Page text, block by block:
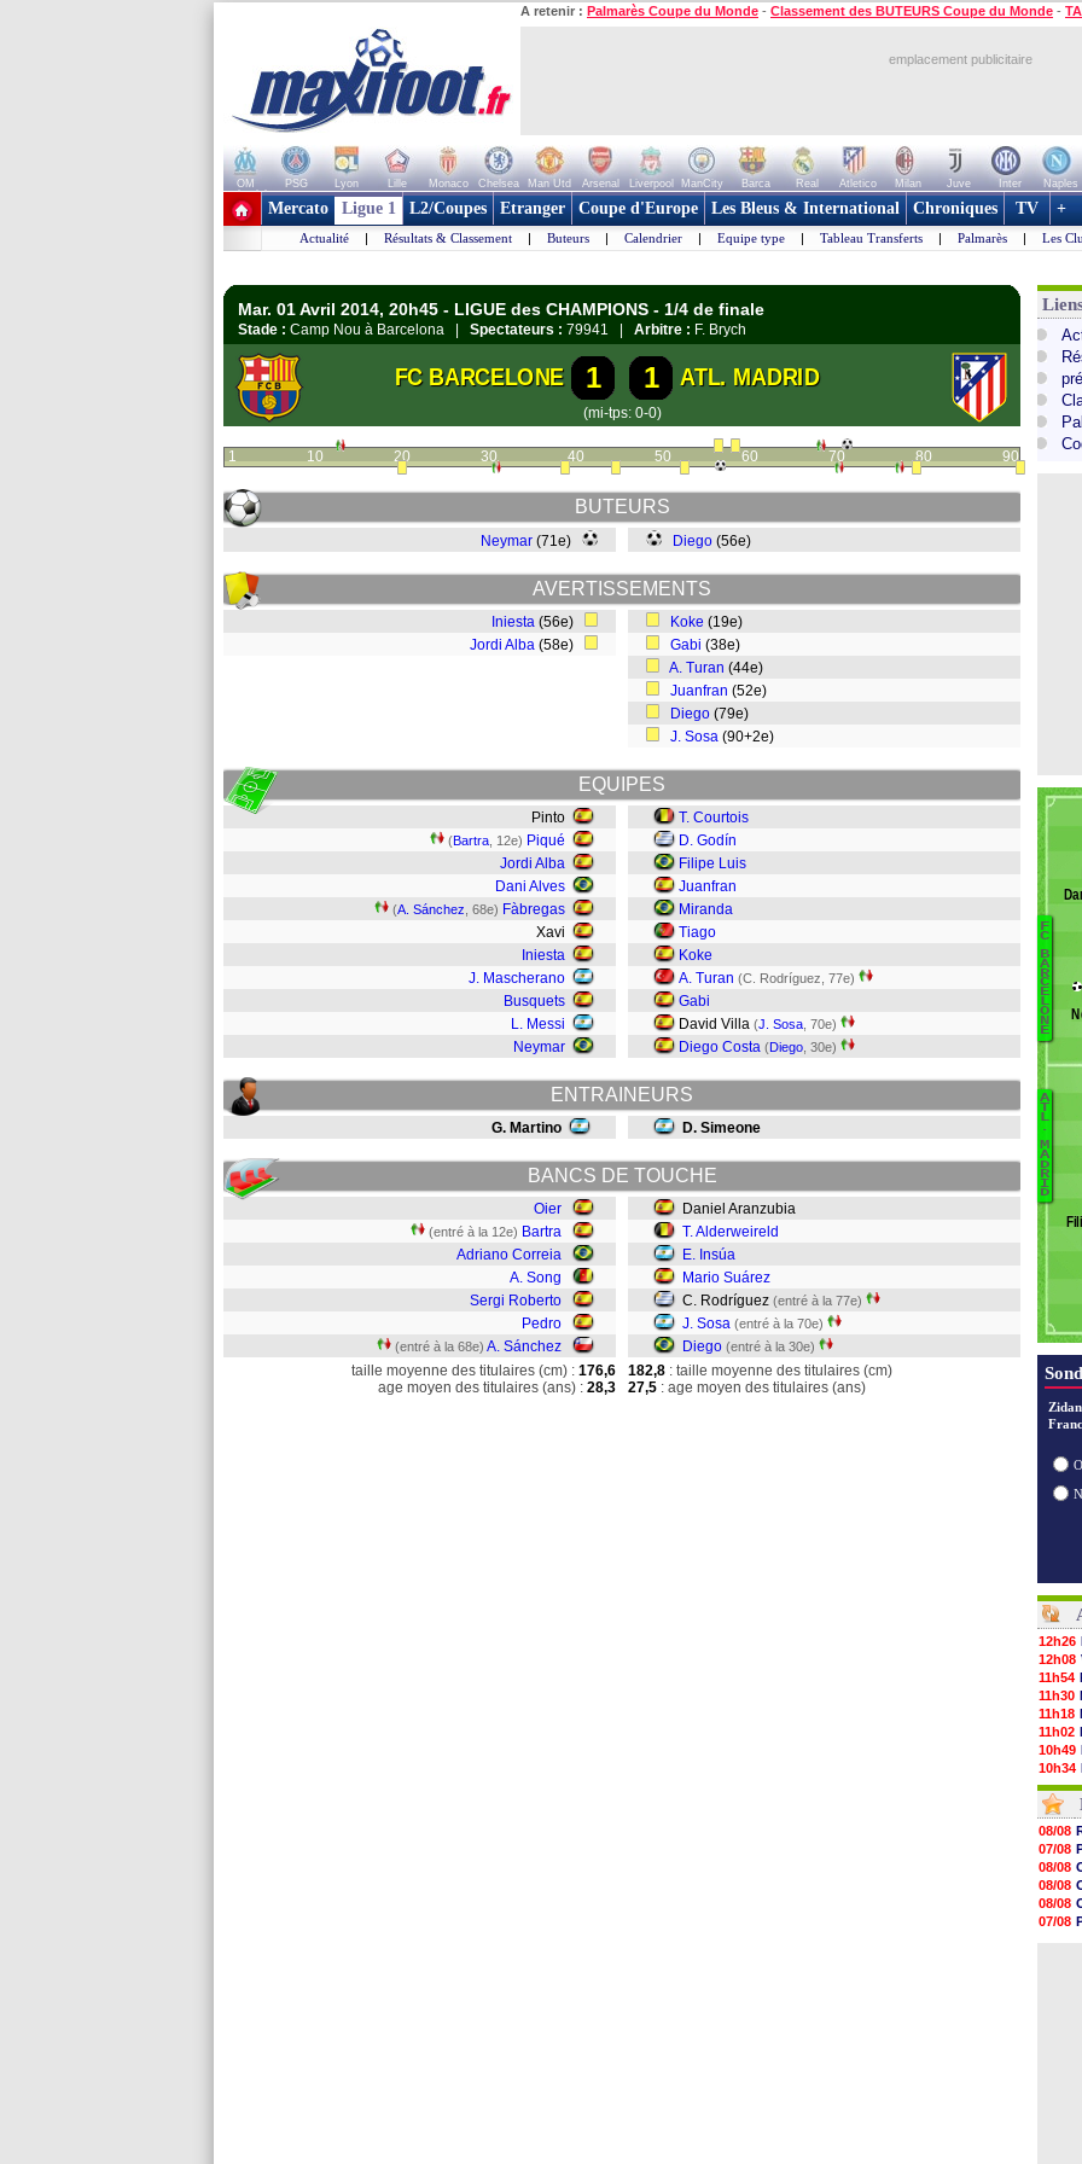
A retenir : Palmarès Coupe du Monde - Classement des BUTEURS Coupe du Monde -
emplacement publicitaire
OM PSG Lyon Lille Monaco Chelsea Man Utd Arsenal Liverpool ManCity Barca Real Atletico Milan Juve Inter Naples
+ de clubs
Mercato Ligue 1 L2/Coupes Etranger Coupe d'Europe Les Bleus & International Chroniques TV +
Actualité | Résultats & Classement | Buteurs | Calendrier | Equipe type | Tableau Transferts | Palmarès | Les
Mar. 01 Avril 2014, 20h45 - LIGUE des CHAMPIONS - 1/4 de finale
Stade : Camp Nou à Barcelona | Spectateurs : 79941 | Arbitre : F. Brych
FC BARCELONE 1 1 ATL. MADRID
(mi-tps: 0-0)
1 10 20 30 40 50 60 70 80 90
BUTEURS
Neymar (71e) Diego (56e)
AVERTISSEMENTS
Iniesta (56e)
Jordi Alba (58e)
Koke (19e)
Gabi (38e)
A. Turan (44e)
Juanfran (52e)
Diego (79e)
J. Sosa (90+2e)
EQUIPES
Pinto
(Bartra , 12e) Piqué
Jordi Alba
Dani Alves
(A. Sánchez , 68e) Fàbregas
Xavi
Iniesta
J. Mascherano
Busquets
L. Messi
Neymar
T. Courtois
D. Godín
Filipe Luis
Juanfran
Miranda
Tiago
Koke
A. Turan (C. Rodríguez, 77e)
Gabi
David Villa (J. Sosa , 70e)
Diego Costa (Diego , 30e)
ENTRAINEURS
G. Martino D. Simeone
BANCS DE TOUCHE
Oier
(entré à la 12e) Bartra
Adriano Correia
A. Song
Sergi Roberto
Pedro
(entré à la 68e) A. Sánchez
Daniel Aranzubia
T. Alderweireld
E. Insúa
Mario Suárez
C. Rodríguez (entré à la 77e)
J. Sosa (entré à la 70e)
Diego (entré à la 30e)
taille moyenne des titulaires (cm) : 176,6
age moyen des titulaires (ans) : 28,3
182,8 : taille moyenne des titulaires (cm)
27,5 : age moyen des titulaires (ans)
F
C
B
A
R
C
E
L
O
N
E
A
T
L
.
M
A
D
R
I
D
12h26
12h08
11h54
11h30
11h18
11h02
10h49
10h34
10h16
10h00
09h48
09h25
09h10
08h52
08/08
08/08
08/08
08/08
07/08
08/08
08/08
08/08
07/08